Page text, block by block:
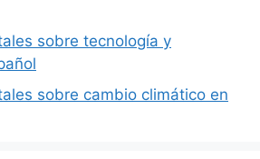
sobre tecnología y
sobre cambio climático en